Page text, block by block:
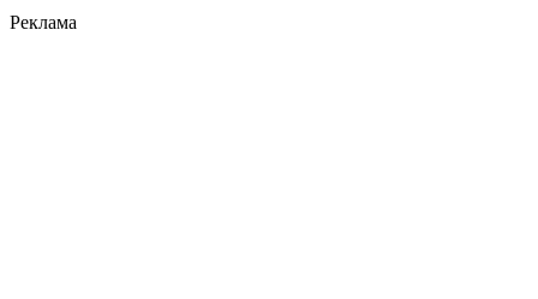
Реклама